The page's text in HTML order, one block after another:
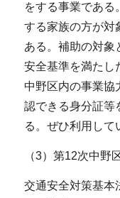
をする事業である
する家族の方が対
ある。補助の対象
安全基準を満たし
中野区内の事業協
認できる身分証等
る。ぜひ利用して
（3）第12次中野
交通安全対策基本